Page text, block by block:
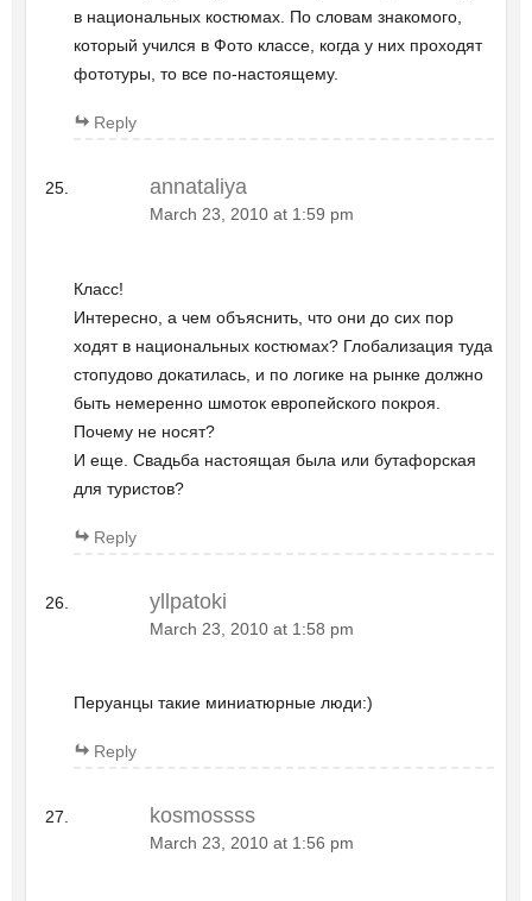
в национальных костюмах. По словам знакомого,
который учился в Фото классе, когда у них проходят
фототуры, то все по-настоящему.
Reply
annataliya
March 23, 2010 at 1:59 pm
Класс!
Интересно, а чем объяснить, что они до сих пор
ходят в национальных костюмах? Глобализация туда
стопудово докатилась, и по логике на рынке должно
быть немеренно шмоток европейского покроя.
Почему не носят?
И еще. Свадьба настоящая была или бутафорская
для туристов?
Reply
yllpatoki
March 23, 2010 at 1:58 pm
Перуанцы такие миниатюрные люди:)
Reply
kosmossss
March 23, 2010 at 1:56 pm